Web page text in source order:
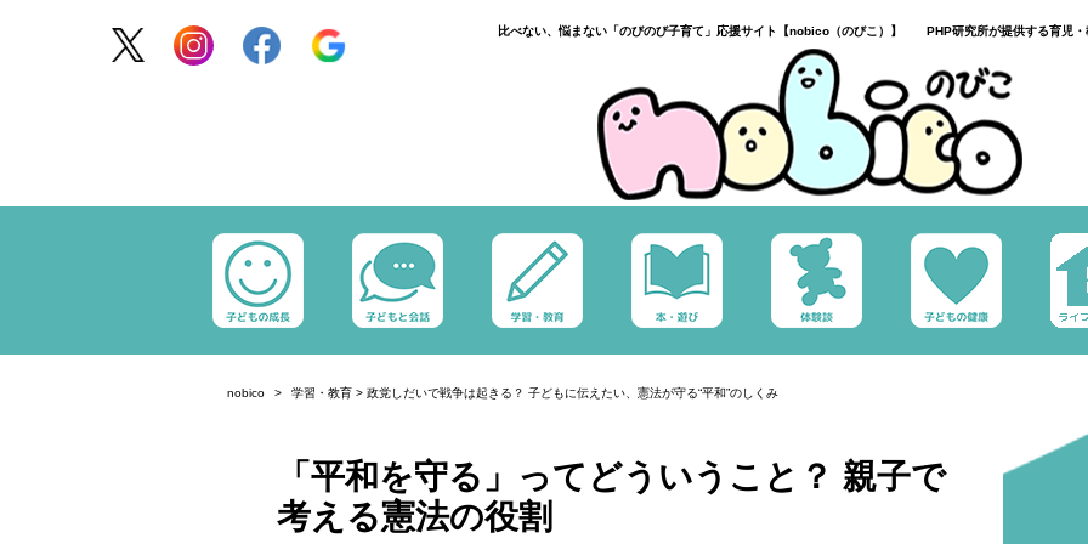
比べない、悩まない「のびのび子育て」応援サイト【nobico（のびこ）】 PHP研究所が提供する育児・
nobico 学習・教育 > 政党しだいで戦争は起きる？ 子どもに伝えたい、憲法が守る“平和”のしくみ
「平和を守る」ってどういうこと？ 親子で
考える憲法の役割